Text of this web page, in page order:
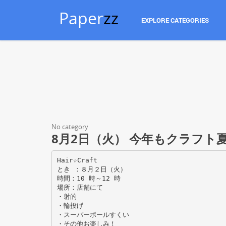
Paperzz EXPLORE CATEGORIES
No category
8月2日（火） 今年もクラフト
Hair☆Craft
とき ：８月２日（火）
時間：10 時～12 時
場所：店舗にて
・射的
・輪投げ
・スーパーボールすくい
・その他お楽しみ！